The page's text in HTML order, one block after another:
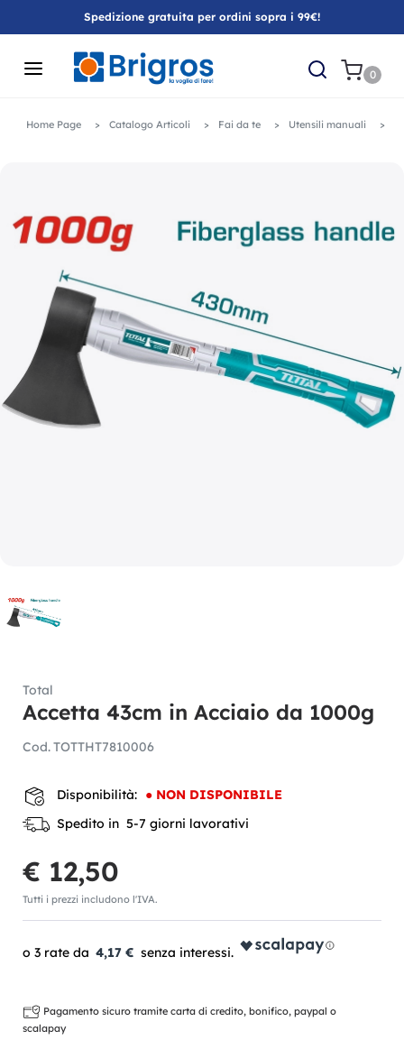
Spedizione gratuita per ordini sopra i 99€!
0
Home Page Catalogo Articoli Fai da te Utensili manuali
Total
Accetta 43cm in Acciaio da 1000g
Cod.TOTTHT7810006
Disponibilità: ● NON DISPONIBILE
Spedito in 5-7 giorni lavorativi
€ 12,50
Tutti i prezzi includono l'IVA.
4,17 €
Pagamento sicuro tramite carta di credito, bonifico, paypal o
scalapay